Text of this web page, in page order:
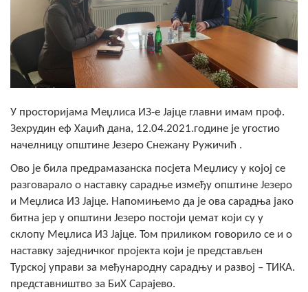
О Начелнику
Замјеник начелника
Извјештај о раду начелника
Статут Општине
Скупштинско вијеће општине језеро
Састав Скупштине
Службени Гласници
ОПШТИНСКА УПРАВА
ИНФО
У просторијама Меџлиса ИЗ-е Јајце главни имам проф.
Зехрудин еф Хаџић дана, 12.04.2021.године је угостио
начелницу општине Језеро Снежану Ружичић .
Ово је била предрамазанска посјета Меџлису у којој се
разговарало о наставку сарадње између општине Језеро
и Меџлиса ИЗ Јајце. Напомињемо да је ова сарадња јако
битна јер у општини Језеро постоји џемат који су у
склопу Меџлиса ИЗ Јајце. Том приликом говорило се и о
наставку заједничког пројекта који је представљен
Турској управи за међународну сарадњу и развој – ТИКА.
представништво за БиХ Сарајево.